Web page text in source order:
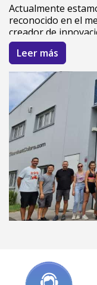
Actualmente
reconocido en el
creador de
pinturas de
StardustColors y
y pintura para
Nuestra tienda en
1200 pinturas
de herramientas y
carrocería y la
StardustColors
particulares y
campos tan
tuning, la
el arte, pasando
Nuestro servicio
constante de
aportar a las
Un sistema de
Leer más